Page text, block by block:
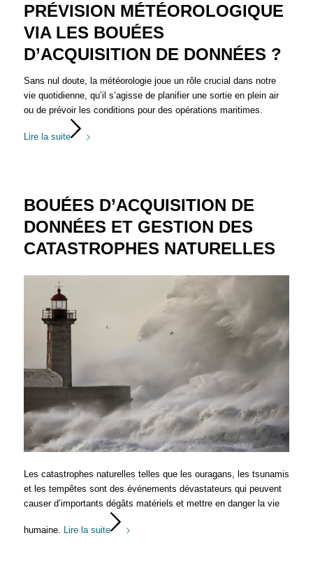
PRÉVISION MÉTÉOROLOGIQUE
VIA LES BOUÉES
D’ACQUISITION DE DONNÉES ?
Sans nul doute, la météorologie joue un rôle crucial dans notre
vie quotidienne, qu’il s’agisse de planifier une sortie en plein air
ou de prévoir les conditions pour des opérations maritimes.
Lire la suite
BOUÉES D’ACQUISITION DE
DONNÉES ET GESTION DES
CATASTROPHES NATURELLES
Les catastrophes naturelles telles que les ouragans, les tsunamis
et les tempêtes sont des événements dévastateurs qui peuvent
causer d’importants dégâts matériels et mettre en danger la vie
humaine. Lire la suite